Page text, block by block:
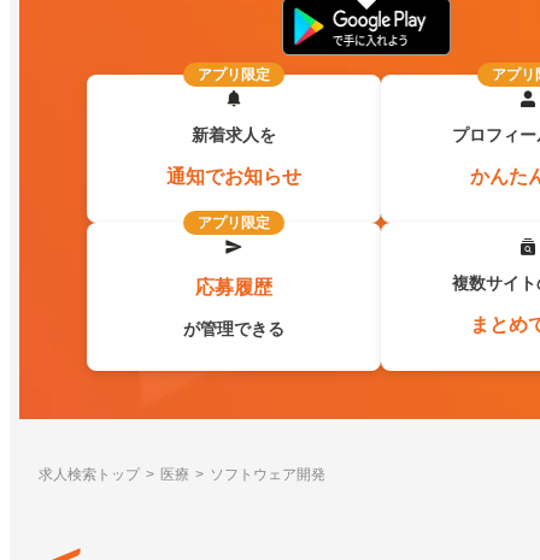
アプリ限定
新着求人を
通知でお知らせ
アプリ
プロフィ
かんた
アプリ限定
応募履歴
が管理できる
複数サイ
まとめ
求人検索トップ 医療 ソフトウェア開発